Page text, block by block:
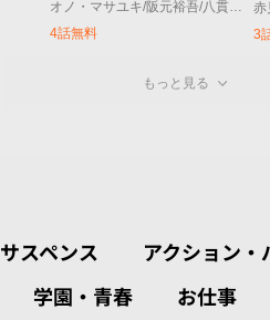
4話無料
3
もっと見る
サスペンス アクション・
学園・青春 お仕事